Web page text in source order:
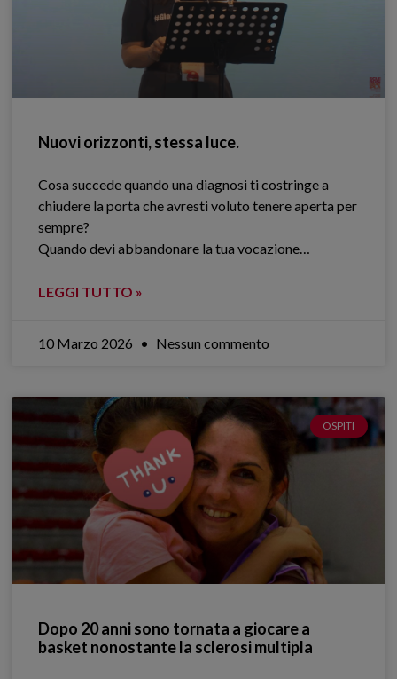
Nuovi orizzonti, stessa luce.
Cosa succede quando una diagnosi ti costringe a
chiudere la porta che avresti voluto tenere aperta per
sempre?
Quando devi abbandonare la tua vocazione…
LEGGI TUTTO »
10 Marzo 2026 Nessun commento
OSPITI
Dopo 20 anni sono tornata a giocare a
basket nonostante la sclerosi multipla